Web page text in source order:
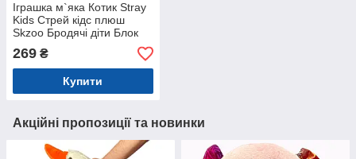
Іграшка м`яка Котик Stray
Kids Стрей кідс плюш
Skzoo Бродячі діти Блок
пінк Blackpink Україна
Копиця 33*12*6см (00321-
3)
269 ₴
Купити
Акційні пропозиції та новинки